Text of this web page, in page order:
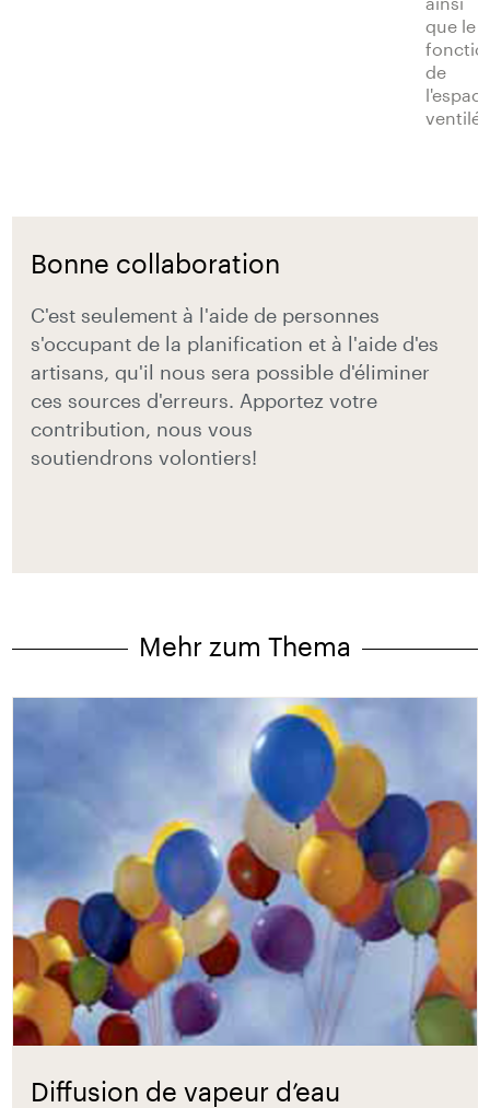
que le
de
l'espace
ventilé.
Bonne collaboration
C'est seulement à l'aide de personnes
s'occupant de la planification et à l'aide d'es
artisans, qu'il nous sera possible d'éliminer
ces sources d'erreurs. Apportez votre
contribution, nous vous
soutiendrons volontiers!
Mehr zum Thema
Diffusion de vapeur d’eau